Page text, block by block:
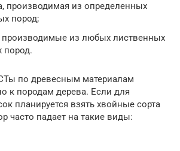
производимая из определенных
пород;
производимые из любых лиственных
пород.
по древесным материалам
к породам дерева. Если для
планируется взять хвойные сорта
часто падает на такие виды: